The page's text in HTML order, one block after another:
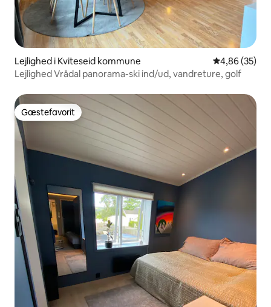
Lejlighed i Kviteseid kommune 4,86 ud af 5 i
4,86 (35)
Lejlighed Vrådal panorama-ski ind/ud, vandreture, golf
Gæstefavorit
Gæstefavorit